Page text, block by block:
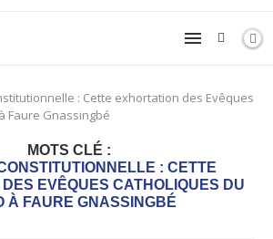
: Cette exhortation des Evêques
Faure Gnassingbé
MOTS CLÉ :
: CETTE
DES EVÊQUES CATHOLIQUES DU
À FAURE GNASSINGBÉ